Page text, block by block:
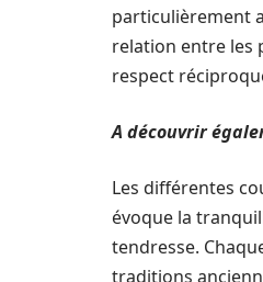
particulièrement
relation entre les
respect
A découvrir
Les différentes
évoque la
tendresse.
traditions